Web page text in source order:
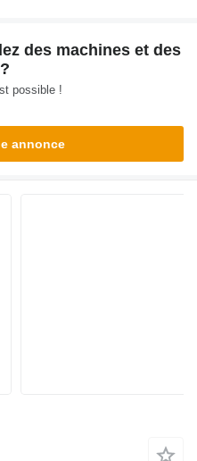
des machines et des
possible !
annonce